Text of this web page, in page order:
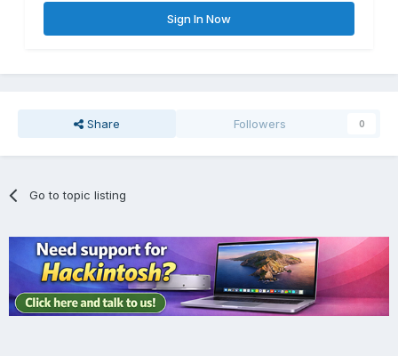
Sign In Now
Share Followers 0
Go to topic listing